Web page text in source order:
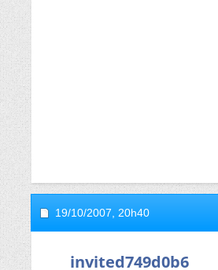
19/10/2007, 20h40
invited749d0b6